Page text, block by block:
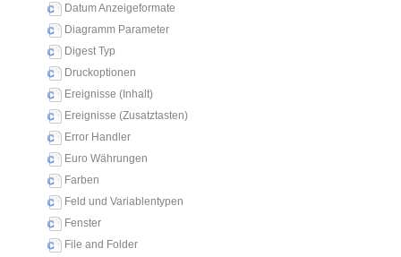
Datum Anzeigeformate
Diagramm Parameter
Digest Typ
Druckoptionen
Ereignisse (Inhalt)
Ereignisse (Zusatztasten)
Error Handler
Euro Währungen
Farben
Feld und Variablentypen
Fenster
File and Folder